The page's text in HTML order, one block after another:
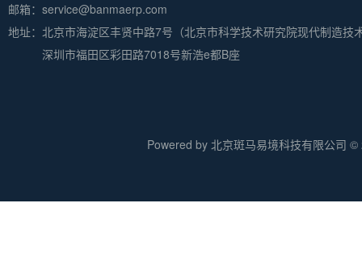
邮箱：service@banmaerp.com
地址： 北京市海淀区丰贤中路7号（北京市科学技术研究院现代制造技
深圳市福田区彩田路7018号新浩e都B座
Powered by 北京斑马易境科技有限公司